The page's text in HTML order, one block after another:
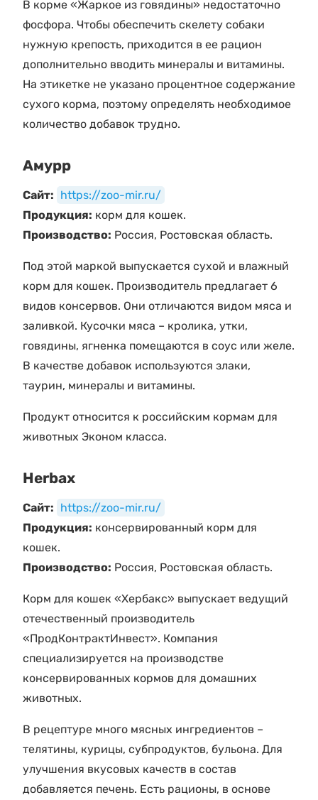
В корме «Жаркое из говядины» недостаточно
фосфора. Чтобы обеспечить скелету собаки
нужную крепость, приходится в ее рацион
дополнительно вводить минералы и витамины.
На этикетке не указано процентное содержание
сухого корма, поэтому определять необходимое
количество добавок трудно.
Амурр
Сайт: https://zoo-mir.ru/
Продукция: корм для кошек.
Производство: Россия, Ростовская область.
Под этой маркой выпускается сухой и влажный
корм для кошек. Производитель предлагает 6
видов консервов. Они отличаются видом мяса и
заливкой. Кусочки мяса – кролика, утки,
говядины, ягненка помещаются в соус или желе.
В качестве добавок используются злаки,
таурин, минералы и витамины.
Продукт относится к российским кормам для
животных Эконом класса.
Herbax
Сайт: https://zoo-mir.ru/
Продукция: консервированный корм для
кошек.
Производство: Россия, Ростовская область.
Корм для кошек «Хербакс» выпускает ведущий
отечественный производитель
«ПродКонтрактИнвест». Компания
специализируется на производстве
консервированных кормов для домашних
животных.
В рецептуре много мясных ингредиентов –
телятины, курицы, субпродуктов, бульона. Для
улучшения вкусовых качеств в состав
добавляется печень. Есть рационы, в основе